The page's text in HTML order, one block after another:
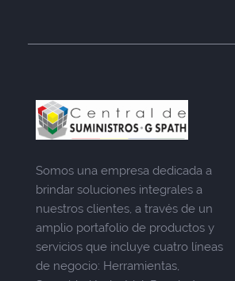
Somos una empresa dedicada a
brindar soluciones integrales a
nuestros clientes, a través de un
amplio portafolio de productos y
servicios que incluye cuatro líneas
de negocio: Herramientas,